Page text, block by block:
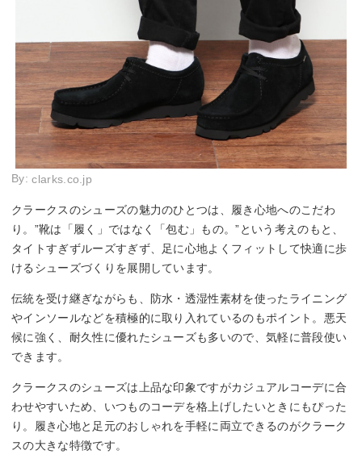
By:clarks.co.jp
クラークスのシューズの魅力のひとつは、履き心地へのこだわ
り。”靴は「履く」ではなく「包む」もの。”という考えのもと、
タイトすぎずルーズすぎず、足に心地よくフィットして快適に歩
けるシューズづくりを展開しています。
伝統を受け継ぎながらも、防水・透湿性素材を使ったライニング
やインソールなどを積極的に取り入れているのもポイント。悪天
候に強く、耐久性に優れたシューズも多いので、気軽に普段使い
できます。
クラークスのシューズは上品な印象ですがカジュアルコーデに合
わせやすいため、いつものコーデを格上げしたいときにもぴった
り。履き心地と足元のおしゃれを手軽に両立できるのがクラーク
スの大きな特徴です。